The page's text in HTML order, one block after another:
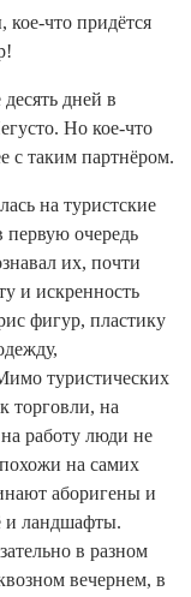
придётся
дней в
Но кое‑что
с таким парт­нёром.
на туристские
очередь
их, по­чти
и искренность
фигур, пластику
туристических
торговли, на
работу люди не
на самих
аборигены и
и ландшафты.
в разном
вечернем, в